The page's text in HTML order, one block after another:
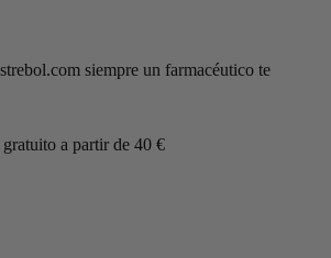
siempre un farmacéutico te
a partir de 40 €